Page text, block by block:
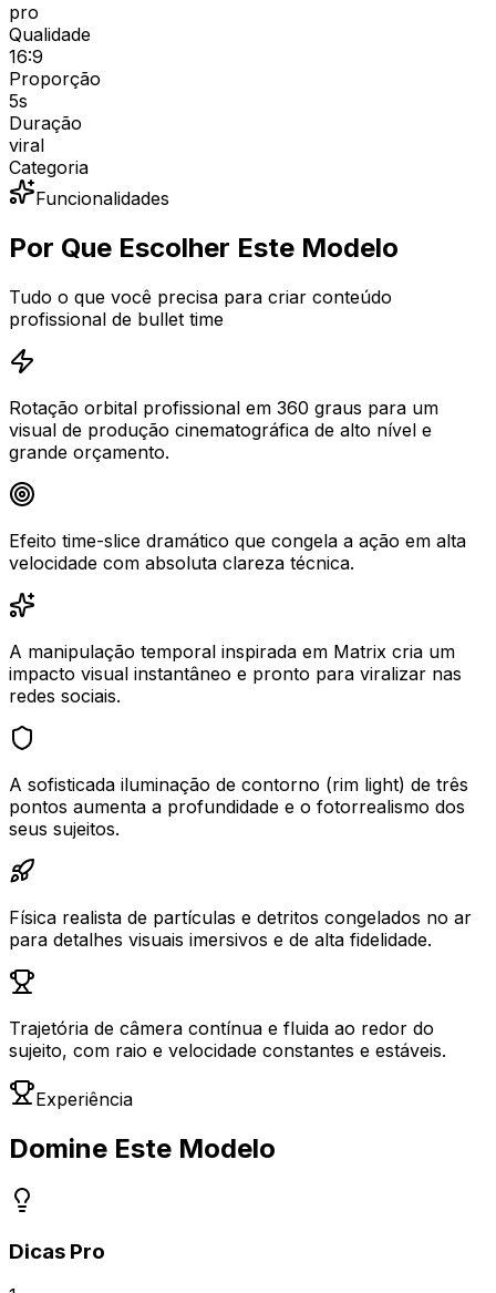
pro
Qualidade
16:9
Proporção
5s
Duração
viral
Categoria
Funcionalidades
Por Que Escolher Este Modelo
Tudo o que você precisa para criar conteúdo
profissional de bullet time
Rotação orbital profissional em 360 graus para um
visual de produção cinematográfica de alto nível e
grande orçamento.
Efeito time-slice dramático que congela a ação em alta
velocidade com absoluta clareza técnica.
A manipulação temporal inspirada em Matrix cria um
impacto visual instantâneo e pronto para viralizar nas
redes sociais.
A sofisticada iluminação de contorno (rim light) de três
pontos aumenta a profundidade e o fotorrealismo dos
seus sujeitos.
Física realista de partículas e detritos congelados no ar
para detalhes visuais imersivos e de alta fidelidade.
Trajetória de câmera contínua e fluida ao redor do
sujeito, com raio e velocidade constantes e estáveis.
Experiência
Domine Este Modelo
Dicas Pro